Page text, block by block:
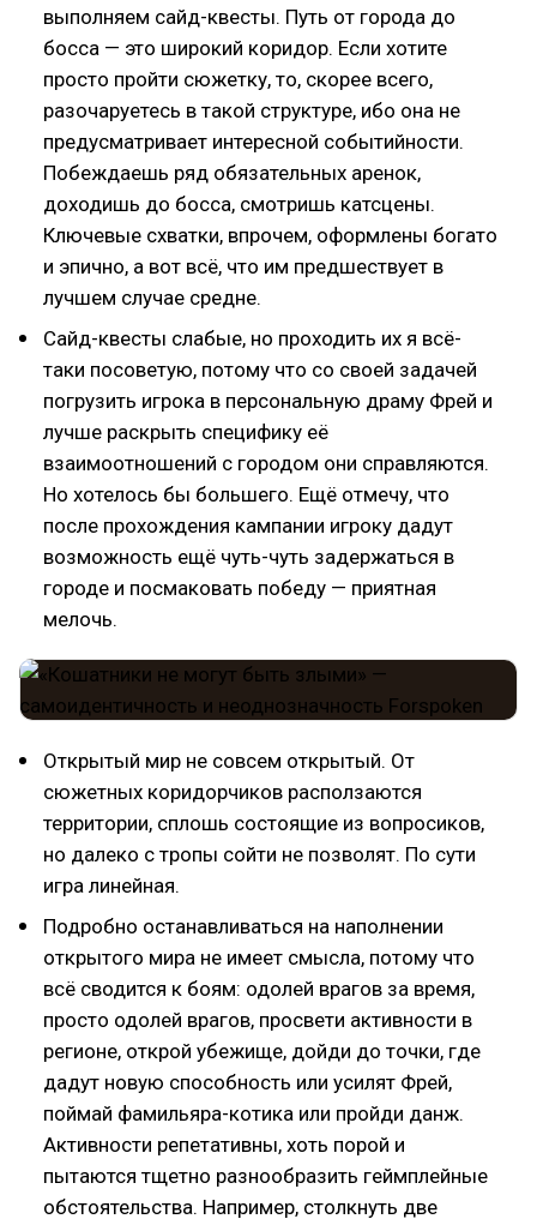
выполняем сайд-квесты. Путь от города до
босса — это широкий коридор. Если хотите
просто пройти сюжетку, то, скорее всего,
разочаруетесь в такой структуре, ибо она не
предусматривает интересной событийности.
Побеждаешь ряд обязательных аренок,
доходишь до босса, смотришь катсцены.
Ключевые схватки, впрочем, оформлены богато
и эпично, а вот всё, что им предшествует в
лучшем случае средне.
Сайд-квесты слабые, но проходить их я всё-
таки посоветую, потому что со своей задачей
погрузить игрока в персональную драму Фрей и
лучше раскрыть специфику её
взаимоотношений с городом они справляются.
Но хотелось бы большего. Ещё отмечу, что
после прохождения кампании игроку дадут
возможность ещё чуть-чуть задержаться в
городе и посмаковать победу — приятная
мелочь.
Открытый мир не совсем открытый. От
сюжетных коридорчиков расползаются
территории, сплошь состоящие из вопросиков,
но далеко с тропы сойти не позволят. По сути
игра линейная.
Подробно останавливаться на наполнении
открытого мира не имеет смысла, потому что
всё сводится к боям: одолей врагов за время,
просто одолей врагов, просвети активности в
регионе, открой убежище, дойди до точки, где
дадут новую способность или усилят Фрей,
поймай фамильяра-котика или пройди данж.
Активности репетативны, хоть порой и
пытаются тщетно разнообразить геймплейные
обстоятельства. Например, столкнуть две